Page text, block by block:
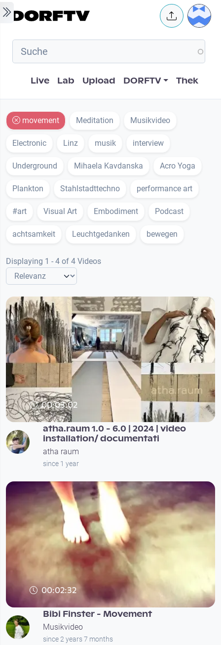
Skip to main content User
Hauptnavigation
Live Lab Upload DORFTV Thek
movement Meditation Musikvideo
Electronic Linz musik interview
Underground Mihaela Kavdanska Acro Yoga
Plankton Stahlstadttechno performance art
#art Visual Art Embodiment Podcast
achtsamkeit Leuchtgedanken bewegen
Displaying 1 - 4 of 4 Videos
00:03:02
atha.raum 1.0 - 6.0 | 2024 | video
installation/ documentati
atha raum
since 1 year
00:02:32
Bibi Finster - Movement
Musikvideo
since 2 years 7 months